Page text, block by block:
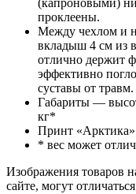
(капроновыми)
проклеены.
Между чехлом и
вкладыш 4 см из
отлично держит
эффективно
суставы от травм.
Габариты —
кг*
Принт
* вес может
Изображения товаров
сайте, могут